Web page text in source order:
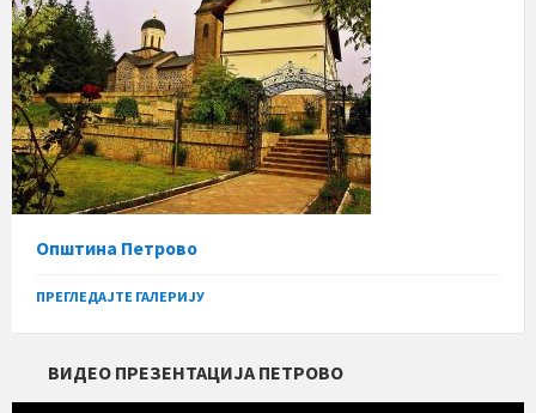
Општина Петрово
ПРЕГЛЕДАЈТЕ ГАЛЕРИЈУ
ВИДЕО ПРЕЗЕНТАЦИЈА ПЕТРОВО